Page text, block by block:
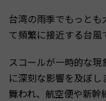
台湾の雨季でもっと
て頻繁に接近する台風
スコールが一時的な
に深刻な影響を及ぼ
舞われ、航空便や新